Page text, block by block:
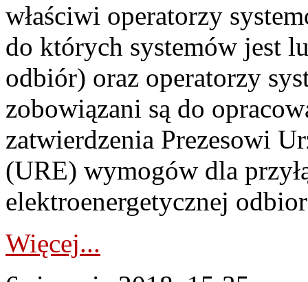
właściwi operatorzy
do których systemów jest
odbiór) oraz operatorzy
zobowiązani są do
zatwierdzenia Prezesowi
(URE) wymogów dla
elektroenergetycznej
Więcej...